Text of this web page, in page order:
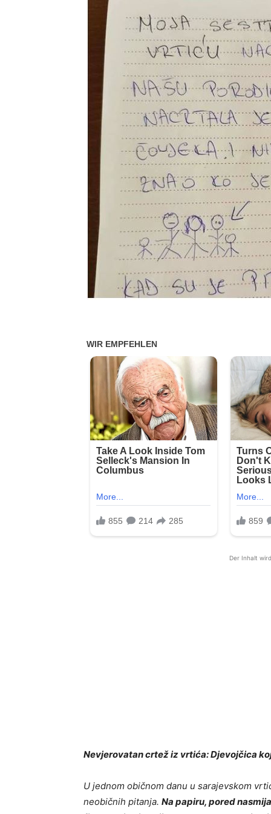
Der Inhalt
Nevjerovatan crtež iz vrtića: Djevojčica
U jednom običnom danu u sarajevskom
neobičnih pitanja. Na papiru, pored